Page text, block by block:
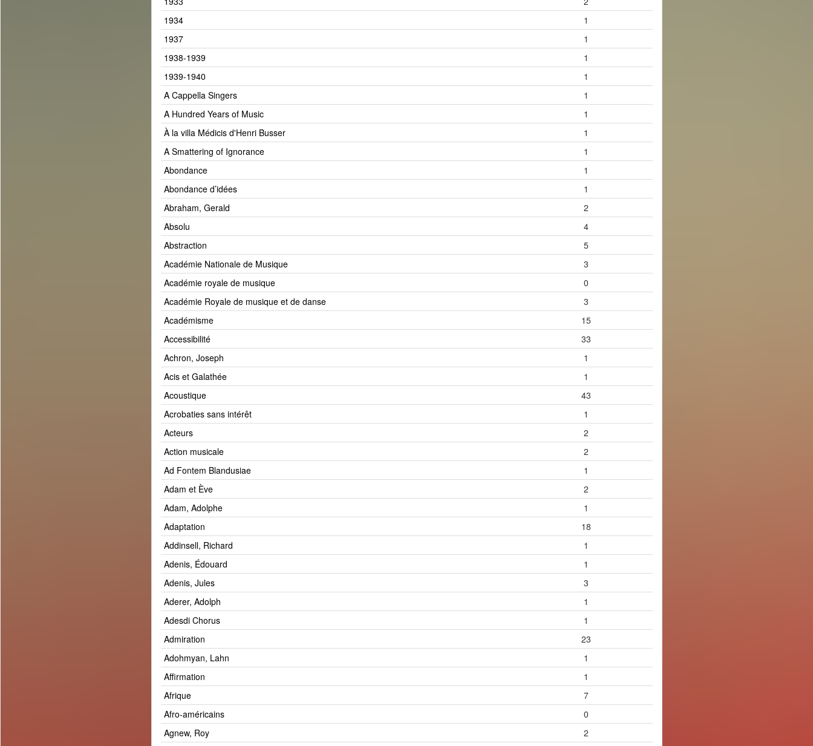
1934
1
1937
1
1938-1939
1
1939-1940
1
A Cappella Singers
1
A Hundred Years of Music
1
À la villa Médicis d'Henri Busser
1
A Smattering of Ignorance
1
Abondance
1
Abondance d’idées
1
Abraham, Gerald
2
Absolu
4
Abstraction
5
Académie Nationale de Musique
3
Académie royale de musique
0
Académie Royale de musique et de danse
3
Académisme
15
Accessibilité
33
Achron, Joseph
1
Acis et Galathée
1
Acoustique
43
Acrobaties sans intérêt
1
Acteurs
2
Action musicale
2
Ad Fontem Blandusiae
1
Adam et Ève
2
Adam, Adolphe
1
Adaptation
18
Addinsell, Richard
1
Adenis, Édouard
1
Adenis, Jules
3
Aderer, Adolph
1
Adesdi Chorus
1
Admiration
23
Adohmyan, Lahn
1
Affirmation
1
Afrique
7
Afro-américains
0
Agnew, Roy
2